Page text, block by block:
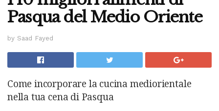
Pasqua del Medio Oriente
by Saad Fayed
Come incorporare la cucina mediorientale
nella tua cena di Pasqua